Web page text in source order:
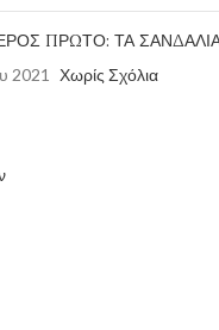
ΠΡΩΤΟ: ΤΑ
2021 Χωρίς Σχόλια